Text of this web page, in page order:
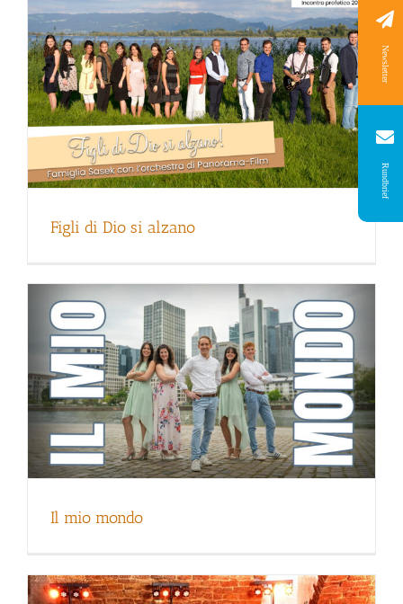
Figli di Dio si alzano
Il mio mondo
Il mio mondo
God you see
Newsletter
Rundbrief